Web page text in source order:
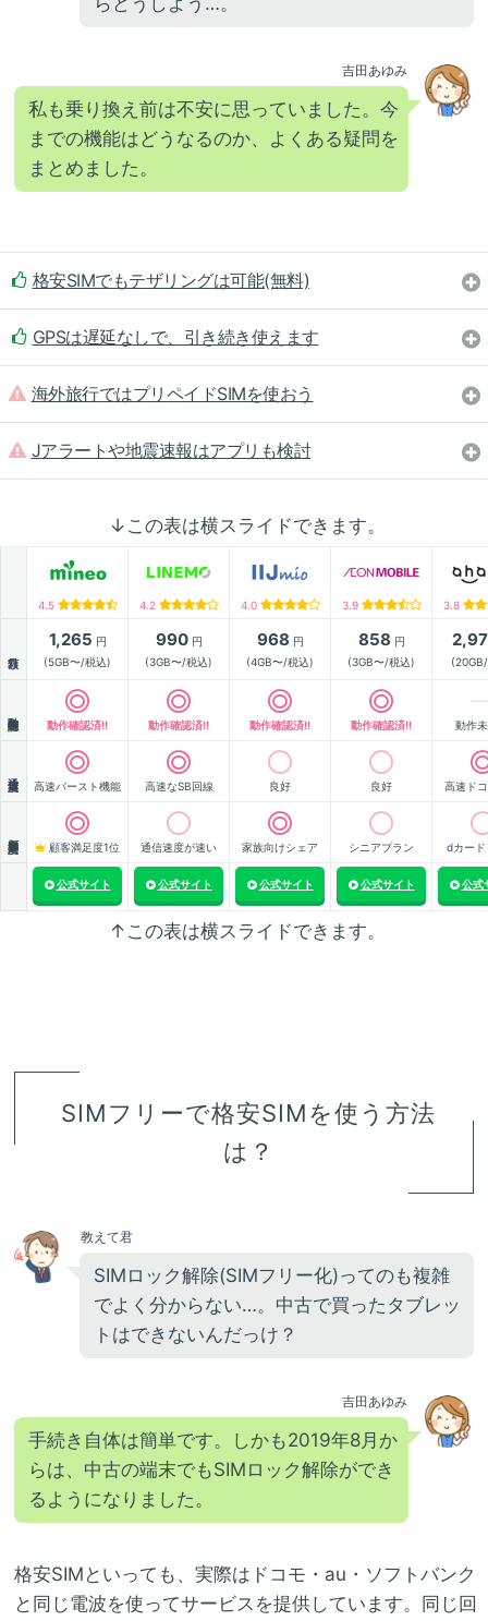
吉田あゆみ
私も乗り換え前は不安に思っていました。今
までの機能はどうなるのか、よくある疑問を
まとめました。
格安SIMでもテザリングは可能(無料)
GPSは遅延なしで、引き続き使えます
海外旅行ではプリペイドSIMを使おう
Jアラートや地震速報はアプリも検討
↓この表は横スライドできます。
4.5 4.2 4.0 3.9 3.8
1,265 円
(5GB〜/税込)
990円
(3GB〜/税込)
968 円
(4GB〜/税込)
858 円
(3GB〜/税込)
動作確認済!! 動作確認済!! 動作確認済!! 動作確認済!! 動作
高速バースト機能 高速なSB回線 良好 良好 高速ド
顧客満足度1位 通信速度が速い 家族向けシェア シニアプラン dカード
公式サイト 公式サイト 公式サイト 公式サイト 公式
↑この表は横スライドできます。
SIMフリーで格安SIMを使う方法
は？
教えて君
SIMロック解除(SIMフリー化)ってのも複雑
でよく分からない…。中古で買ったタブレッ
トはできないんだっけ？
吉田あゆみ
手続き自体は簡単です。しかも2019年8月か
らは、中古の端末でもSIMロック解除ができ
るようになりました。
格安SIMといっても、実際はドコモ・au・ソフトバンク
と同じ電波を使ってサービスを提供しています。同じ回